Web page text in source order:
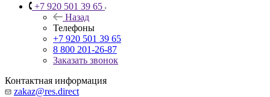
+7 920 501 39 65
Назад
Телефоны
+7 920 501 39 65
8 800 201-26-87
Заказать звонок
Контактная информация
zakaz@res.direct